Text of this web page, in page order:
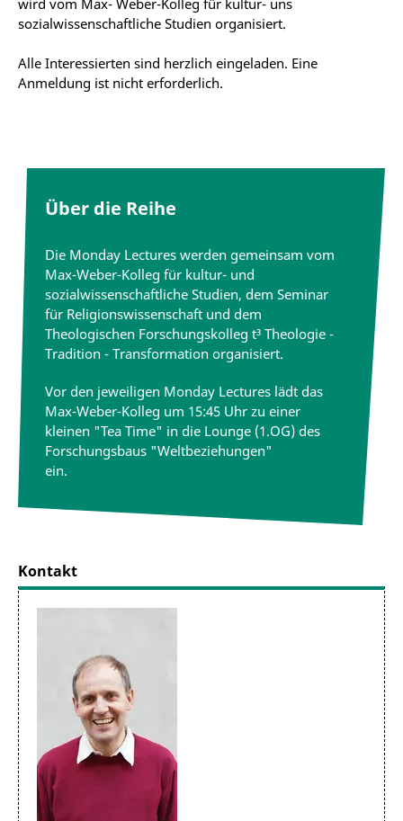
wird vom Max- Weber-Kolleg für kultur- uns
sozialwissenschaftliche Studien organisiert.
Alle Interessierten sind herzlich eingeladen. Eine
Anmeldung ist nicht erforderlich.
Über die Reihe
Die Monday Lectures werden gemeinsam vom
Max-Weber-Kolleg für kultur- und
sozialwissenschaftliche Studien, dem Seminar
für Religionswissenschaft und dem
Theologischen Forschungskolleg t³ Theologie -
Tradition - Transformation organisiert.
Vor den jeweiligen Monday Lectures lädt das
Max-Weber-Kolleg um 15:45 Uhr zu einer
kleinen "Tea Time" in die Lounge (1.OG) des
Forschungsbaus "Weltbeziehungen"
ein.
Kontakt